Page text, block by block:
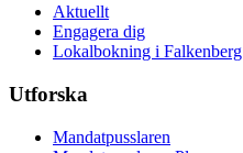
Aktuellt
Engagera dig
Lokalbokning i Falkenberg
Utforska
Mandatpusslaren